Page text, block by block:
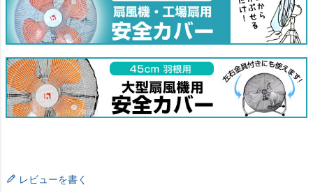
レビューを書く